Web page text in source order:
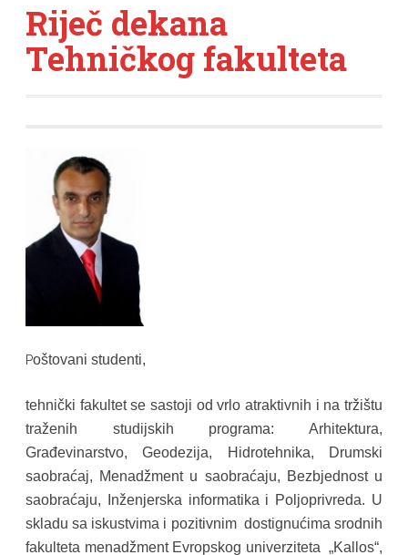
Riječ dekana
Tehničkog fakulteta
Poštovani studenti,
tehnički fakultet se sastoji od vrlo atraktivnih i na tržištu
traženih studijskih programa: Arhitektura,
Građevinarstvo, Geodezija, Hidrotehnika, Drumski
saobraćaj, Menadžment u saobraćaju, Bezbjednost u
saobraćaju, Inženjerska informatika i Poljoprivreda. U
skladu sa iskustvima i pozitivnim dostignućima srodnih
fakulteta menadžment Evropskog univerziteta „Kallos“,